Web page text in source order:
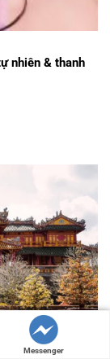
nhiên & thanh
Messenger